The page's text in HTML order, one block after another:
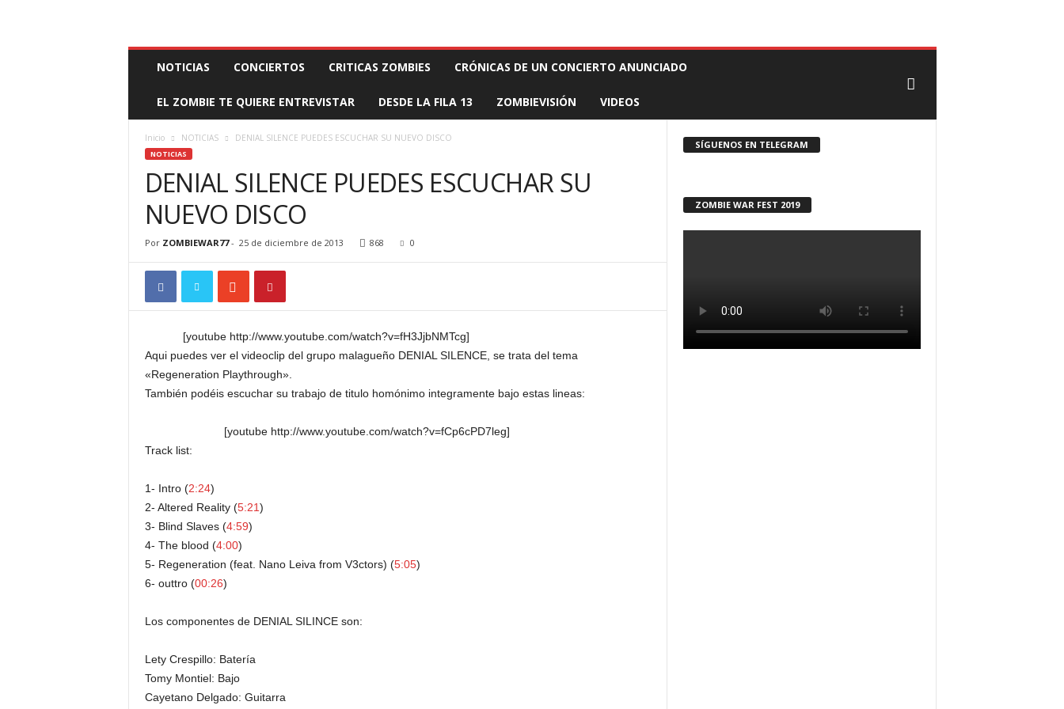
Z
I
NOTICIAS CONCIERTOS CRITICAS ZOMBIES CRÓNICAS DE UN CONCIERTO ANUNCIADO
EL ZOMBIE TE QUIERE ENTREVISTAR DESDE LA FILA 13 ZOMBIEVISIÓN VIDEOS
Inicio NOTICIAS DENIAL SILENCE PUEDES ESCUCHAR SU NUEVO DISCO
NOTICIAS
DENIAL SILENCE PUEDES ESCUCHAR SU
NUEVO DISCO
Por ZOMBIEWAR77- 25 de diciembre de 2013 868 0
[youtube http://www.youtube.com/watch?v=fH3JjbNMTcg]
Aqui puedes ver el videoclip del grupo malagueño DENIAL SILENCE, se trata del tema
«Regeneration Playthrough».
También podéis escuchar su trabajo de titulo homónimo integramente bajo estas lineas:
[youtube http://www.youtube.com/watch?v=fCp6cPD7leg]
Track list:
1- Intro (2:24)
2- Altered Reality (5:21)
3- Blind Slaves (4:59)
4- The blood (4:00)
5- Regeneration (feat. Nano Leiva from V3ctors) (5:05)
6- outtro (00:26)
Los componentes de DENIAL SILINCE son:
Lety Crespillo: Batería
Tomy Montiel: Bajo
Cayetano Delgado: Guitarra
SÍGUENOS EN TELEGRAM
ZOMBIE WAR FEST 2019